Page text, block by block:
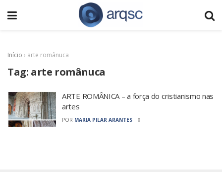
Início › arte românuca
Tag: arte românuca
ARTE ROMÂNICA – a força do cristianismo nas
artes
POR MARIA PILAR ARANTES 0